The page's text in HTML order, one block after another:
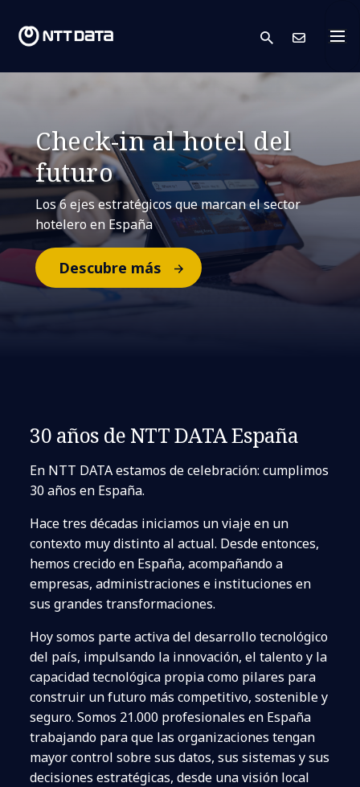
search
Check-in al hotel del
futuro
Los 6 ejes estratégicos que marcan el sector
hotelero en España
Descubre más
30 años de NTT DATA España
En NTT DATA estamos de celebración: cumplimos
30 años en España.
Hace tres décadas iniciamos un viaje en un
contexto muy distinto al actual. Desde entonces,
hemos crecido en España, acompañando a
empresas, administraciones e instituciones en
sus grandes transformaciones.
Hoy somos parte activa del desarrollo tecnológico
del país, impulsando la innovación, el talento y la
capacidad tecnológica propia como pilares para
construir un futuro más competitivo, sostenible y
seguro. Somos 21.000 profesionales en España
trabajando para que las organizaciones tengan
mayor control sobre sus datos, sus sistemas y sus
decisiones estratégicas, desde una visión local